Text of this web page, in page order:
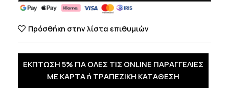
Πρόσθήκη στην λίστα επιθυμιών
ΕΚΠΤΩΣΗ 5% ΓΙΑ ΟΛΕΣ ΤΙΣ ONLINE ΠΑΡΑΓΓΕΛΙΕΣ
ΜΕ ΚΑΡΤΑ ή ΤΡΑΠΕΖΙΚΗ ΚΑΤΑΘΕΣΗ